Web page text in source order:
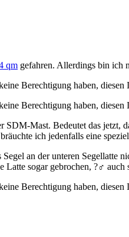
qm gefahren. Allerdings bin ich
Berechtigung haben, diesen
Berechtigung haben, diesen
SDM-Mast. Bedeutet das
ich jedenfalls eine
an der unteren Segellatte
sogar gebrochen, ?‍♂️
Berechtigung haben, diesen